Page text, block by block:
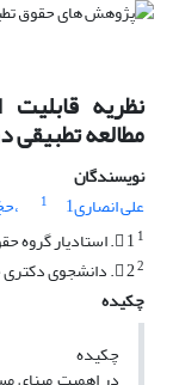
نظریه
مطالعه تطبیقی
نویسندگان
علی انصاری1
1
1
2
چکیده
چکیده